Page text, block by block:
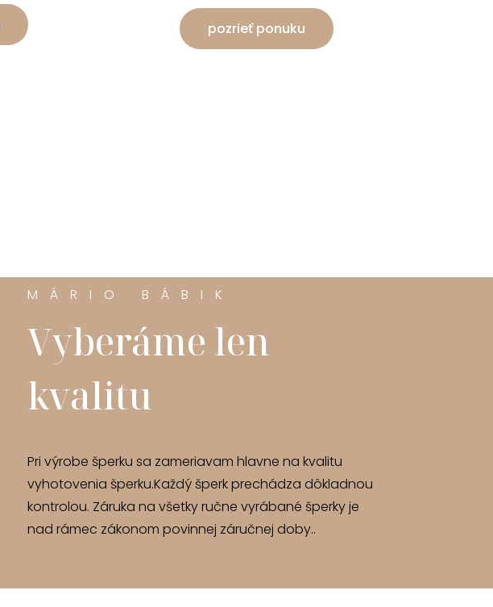
pozrieť ponuku
MÁRIO BÁBIK
Vyberáme len
kvalitu
Pri výrobe šperku sa zameriavam hlavne na kvalitu
vyhotovenia šperku.Každý šperk prechádza dôkladnou
kontrolou. Záruka na všetky ručne vyrábané šperky je
nad rámec zákonom povinnej záručnej doby..